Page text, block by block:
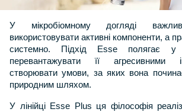
У мікробіомному догляді
використовувати активні компоненти, а
системно. Підхід Esse полягає
перевантажувати її агресивними
створювати умови, за яких вона
природним шляхом.
У лінійці Esse Plus ця філософія